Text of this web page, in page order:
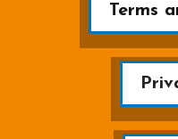
Terms